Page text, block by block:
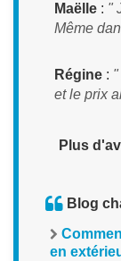
Maëlle : "
Même
Régine :
et le prix
Plus
Blog
en